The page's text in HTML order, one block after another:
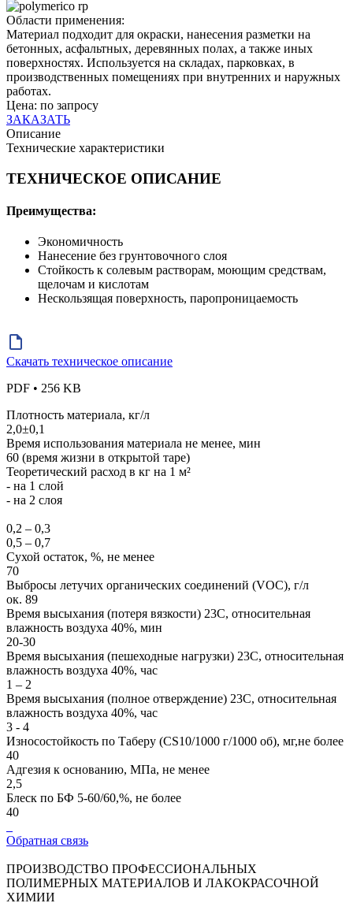
Области применения:
Материал подходит для окраски, нанесения разметки на
бетонных, асфальтных, деревянных полах, а также иных
поверхностях. Используется на складах, парковках, в
производственных помещениях при внутренних и наружных
работах.
Цена: по запросу
ЗАКАЗАТЬ
Описание
Технические характеристики
ТЕХНИЧЕСКОЕ ОПИСАНИЕ
Преимущества:
Экономичность
Нанесение без грунтовочного слоя
Стойкость к солевым растворам, моющим средствам,
щелочам и кислотам
Нескользящая поверхность, паропроницаемость
Скачать техническое описание
PDF • 256 KB
Плотность материала, кг/л
2,0±0,1
Время использования материала не менее, мин
60 (время жизни в открытой таре)
Теоретический расход в кг на 1 м²
- на 1 слой
- на 2 слоя
0,2 – 0,3
0,5 – 0,7
Сухой остаток, %, не менее
70
Выбросы летучих органических соединений (VОС), г/л
ок. 89
Время высыхания (потеря вязкости) 23C, относительная
влажность воздуха 40%, мин
20-30
Время высыхания (пешеходные нагрузки) 23C, относительная
влажность воздуха 40%, час
1 – 2
Время высыхания (полное отверждение) 23C, относительная
влажность воздуха 40%, час
3 - 4
Износостойкость по Таберу (CS10/1000 г/1000 об), мг,не более
40
Адгезия к основанию, MПa, не менее
2,5
Блеск по БФ 5-60/60,%, не более
40
Обратная связь
ПРОИЗВОДСТВО ПРОФЕССИОНАЛЬНЫХ
ПОЛИМЕРНЫХ МАТЕРИАЛОВ И ЛАКОКРАСОЧНОЙ
ХИМИИ